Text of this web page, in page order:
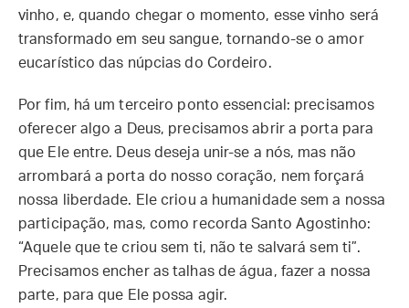
vinho, e, quando chegar o momento, esse vinho será
transformado em seu sangue, tornando-se o amor
eucarístico das núpcias do Cordeiro.
Por fim, há um terceiro ponto essencial: precisamos
oferecer algo a Deus, precisamos abrir a porta para
que Ele entre. Deus deseja unir-se a nós, mas não
arrombará a porta do nosso coração, nem forçará
nossa liberdade. Ele criou a humanidade sem a nossa
participação, mas, como recorda Santo Agostinho:
“Aquele que te criou sem ti, não te salvará sem ti”.
Precisamos encher as talhas de água, fazer a nossa
parte, para que Ele possa agir.